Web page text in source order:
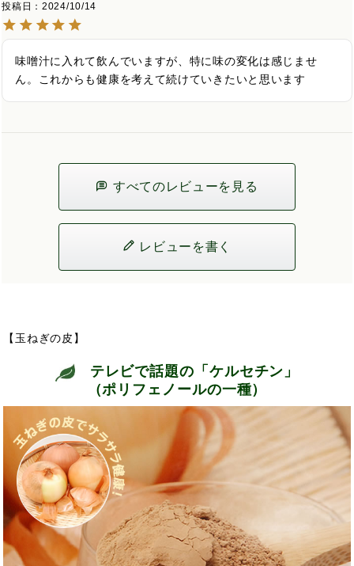
投稿日
2024/10/14
味噌汁に入れて飲んでいますが、特に味の変化は感じませ
ん。これからも健康を考えて続けていきたいと思います
すべてのレビューを見る
レビューを書く
【玉ねぎの皮】
テレビで話題の「ケルセチン」
（ポリフェノールの一種）